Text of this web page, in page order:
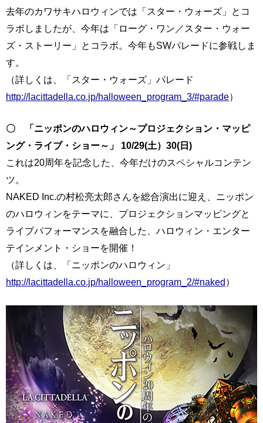
去年のカワサキハロウィンでは「スター・ウォーズ」とコ
ラボしましたが、今年は「ローグ・ワン／スター・ウォー
ズ・ストーリー」とコラボ。今年もSWパレードに参戦しま
す。
（詳しくは、「スター・ウォーズ」パレード
http://lacittadella.co.jp/halloween_program_3/#parade）
〇 「ニッポンのハロウィン～プロジェクション・マッピ
ング・ライブ・ショー～」 10/29(土）30(日)
これは20周年を記念した、今年だけのスペシャルコンテン
ツ。
NAKED Inc.の村松亮太郎さんを総合演出に迎え、ニッポン
のハロウィンをテーマに、プロジェクションマッピングと
ライブパフォーマンスを融合した、ハロウィン・エンター
テインメント・ショーを開催！
（詳しくは、「ニッポンのハロウィン」
http://lacittadella.co.jp/halloween_program_2/#naked）